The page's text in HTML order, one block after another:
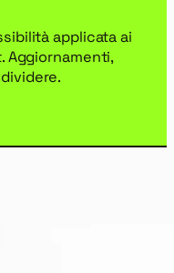
applicata ai
Aggiornamenti,